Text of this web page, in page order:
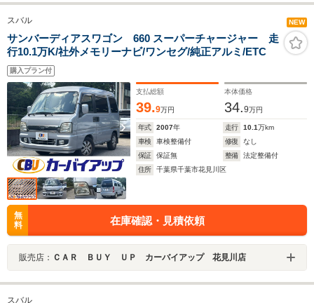
スバル NEW
サンバーディアスワゴン 660 スーパーチャージャー 走
行10.1万K/社外メモリーナビ/ワンセグ/純正アルミ/ETC
購入プラン付
支払総額
39.9万円
本体価格
34.9万円
年式 2007年 走行 10.1万km
車検
車検整備付 修復
なし
保証
保証無 整備
法定整備付
住所
千葉県千葉市花見川区
無
料
在庫確認・見積依頼
販売店： ＣＡＲ ＢＵＹ ＵＰ カーバイアップ 花見川店
スバル